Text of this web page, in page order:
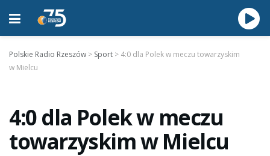
Polskie Radio Rzeszów > Sport > 4:0 dla Polek w meczu towarzyskim
w Mielcu
4:0 dla Polek w meczu
towarzyskim w Mielcu